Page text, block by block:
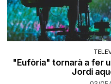
"Eufòria" tornarà a fer
Jordi